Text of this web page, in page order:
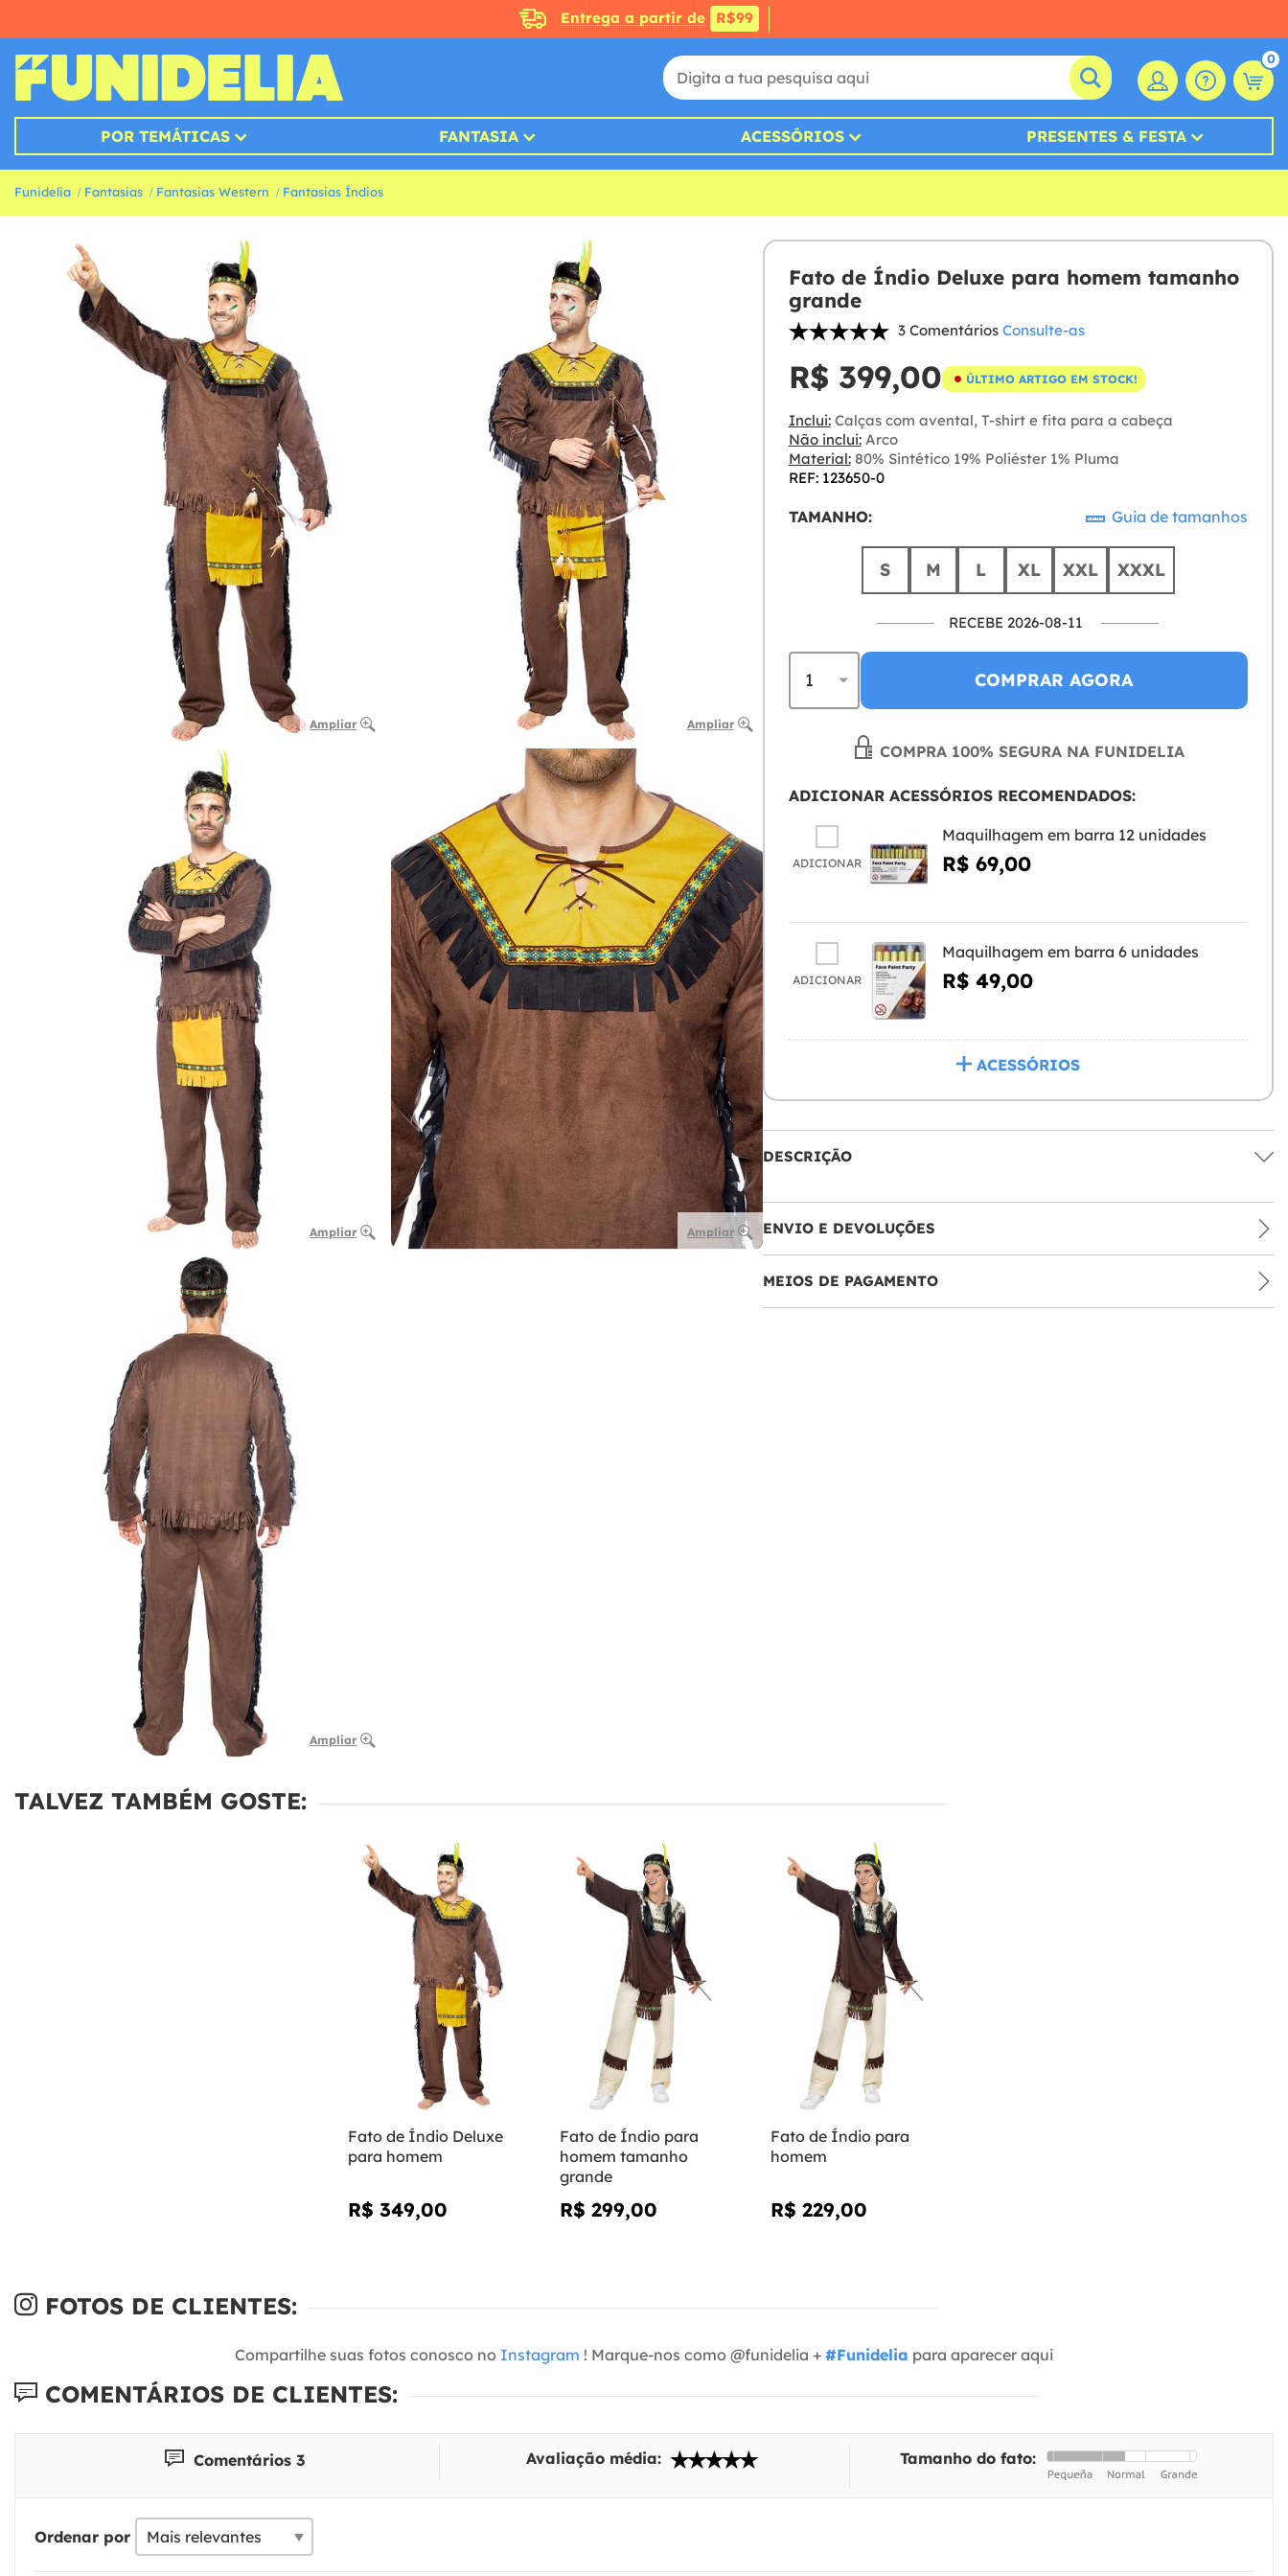
Entrega a partir de R$99
0
POR TEMÁTICAS FANTASIA ACESSÓRIOS PRESENTES & FESTA
Funidelia Fantasias Fantasias Western Fantasias Índios
Ampliar Ampliar
Ampliar Ampliar
Ampliar
Fato de Índio Deluxe para homem tamanho
grande
3 Comentários Consulte-as
R$ 399,00 ÚLTIMO ARTIGO EM STOCK!
Inclui:Calças com avental, T-shirt e fita para a cabeça
Não inclui:Arco
Material:80% Sintético 19% Poliéster 1% Pluma
REF: 123650-0
TAMANHO: Guia de tamanhos
S M L XL XXL XXXL
RECEBE 2026-08-11
COMPRAR AGORA
COMPRA 100% SEGURA NA FUNIDELIA
ADICIONAR ACESSÓRIOS RECOMENDADOS:
ADICIONAR
Maquilhagem em barra 12 unidades
R$ 69,00
ADICIONAR
Maquilhagem em barra 6 unidades
R$ 49,00
ACESSÓRIOS
DESCRIÇÃO
ENVIO E DEVOLUÇÕES
MEIOS DE PAGAMENTO
TALVEZ TAMBÉM GOSTE:
Fato de Índio Deluxe
para homem
R$ 349,00
Fato de Índio para
homem tamanho
grande
R$ 299,00
Fato de Índio para
homem
R$ 229,00
FOTOS DE CLIENTES:
Compartilhe suas fotos conosco no Instagram ! Marque-nos como @funidelia + #Funidelia para aparecer aqui
COMENTÁRIOS DE CLIENTES:
Comentários 3 Avaliação média: Tamanho do fato:
Ordenar por